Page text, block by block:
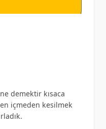
demektir kısaca
içmeden kesilmek